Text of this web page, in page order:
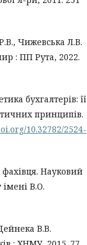
Чижевська Л.В.
: ПП Рута, 2022.
бухгалтерів: її
принципів.
10.32782/2524-
Науковий
імені В.О.
В.В.